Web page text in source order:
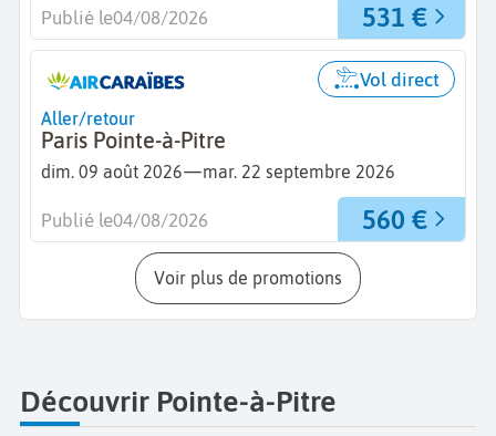
531 €
Publié le04/08/2026
Aller/retour
Paris Pointe-à-Pitre
dim. 09 août 2026—mar. 22 septembre 2026
Vol direct
560 €
Publié le04/08/2026
Voir plus de promotions
Découvrir Pointe-à-Pitre